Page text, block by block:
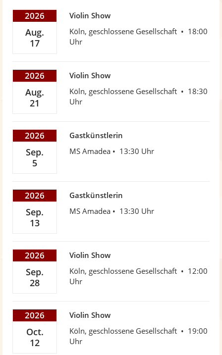
2026
Aug.
17
Violin Show
Köln, geschlossene Gesellschaft
18:00
Uhr
2026
Aug.
21
Violin Show
Köln, geschlossene Gesellschaft
18:30
Uhr
2026
Sep.
5
Gastkünstlerin
MS Amadea
13:30 Uhr
2026
Sep.
13
Gastkünstlerin
MS Amadea
13:30 Uhr
2026
Sep.
28
Violin Show
Köln, geschlossene Gesellschaft
12:00
Uhr
2026
Oct.
12
Violin Show
Köln, geschlossene Gesellschaft
19:00
Uhr